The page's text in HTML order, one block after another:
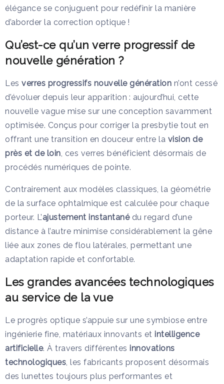
élégance se conjuguent pour redéfinir la manière
d’aborder la correction optique !
Qu’est-ce qu’un verre progressif de
nouvelle génération ?
Les verres progressifs nouvelle génération n’ont cessé
d’évoluer depuis leur apparition : aujourd’hui, cette
nouvelle vague mise sur une conception savamment
optimisée. Conçus pour corriger la presbytie tout en
offrant une transition en douceur entre la vision de
près et de loin, ces verres bénéficient désormais de
procédés numériques de pointe.
Contrairement aux modèles classiques, la géométrie
de la surface ophtalmique est calculée pour chaque
porteur. L’ajustement instantanédu regard d’une
distance à l’autre minimise considérablement la gêne
liée aux zones de flou latérales, permettant une
adaptation rapide et confortable.
Les grandes avancées technologiques
au service de la vue
Le progrès optique s’appuie sur une symbiose entre
ingénierie fine, matériaux innovants et intelligence
artificielle. À travers différentes innovations
technologiques, les fabricants proposent désormais
des lunettes toujours plus performantes et